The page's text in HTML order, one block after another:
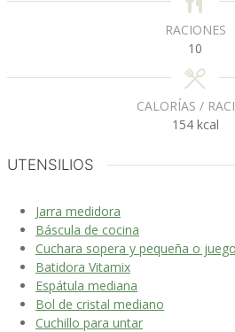
RACIONES
10
CALORÍAS /
154 kcal
UTENSILIOS
Jarra medidora
Báscula de cocina
Cuchara sopera y pequeña o
Batidora Vitamix
Espátula mediana
Bol de cristal mediano
Cuchillo para untar